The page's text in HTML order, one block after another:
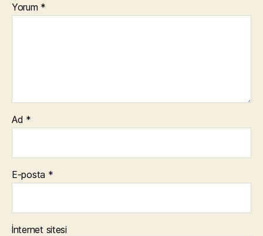
Yorum *
Ad *
E-posta *
İnternet sitesi